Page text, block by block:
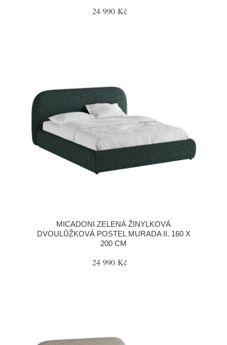
24 990 Kč
MICADONI ZELENÁ ŽINYLKOVÁ
DVOULŮŽKOVÁ POSTEL MURADA II. 160 X
200 CM
24 990 Kč